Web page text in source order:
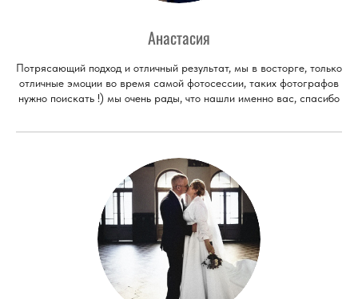
Анастасия
Потрясающий подход и отличный результат, мы в восторге, только
отличные эмоции во время самой фотосессии, таких фотографов
нужно поискать !) мы очень рады, что нашли именно вас, спасибо